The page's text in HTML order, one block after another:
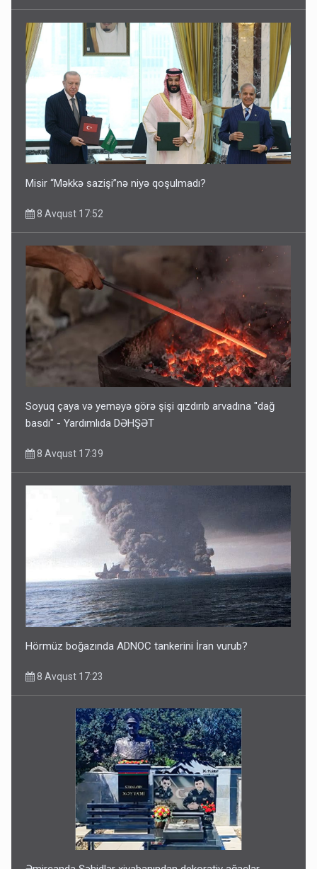
Misir “Məkkə sazişi”nə niyə qoşulmadı?
8 Avqust 17:52
Soyuq çaya və yeməyə görə şişi qızdırıb arvadına "dağ
basdı" - Yardımlıda DƏHŞƏT
8 Avqust 17:39
Hörmüz boğazında ADNOC tankerini İran vurub?
8 Avqust 17:23